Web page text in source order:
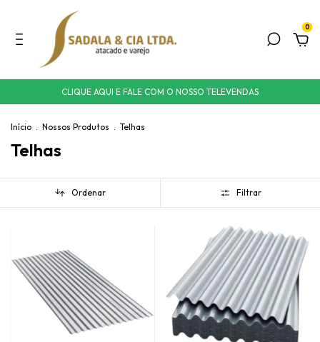
0
CLIQUE AQUI E FALE COM O NOSSO TELEVENDAS
Início . Nossos Produtos . Telhas
Telhas
Ordenar Filtrar